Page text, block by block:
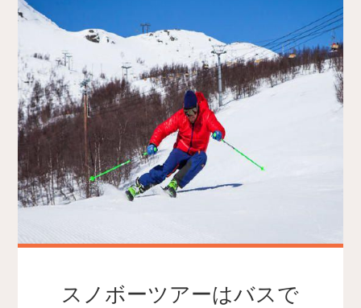
スノボーツアーはバスで